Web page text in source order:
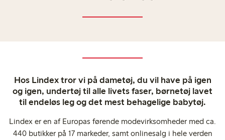
Hos Lindex tror vi på dametøj, du vil have på igen
og igen, undertøj til alle livets faser, børnetøj lavet
til endeløs leg og det mest behagelige babytøj.
Lindex er en af Europas førende modevirksomheder med ca.
440 butikker på 17 markeder, samt onlinesalg i hele verden